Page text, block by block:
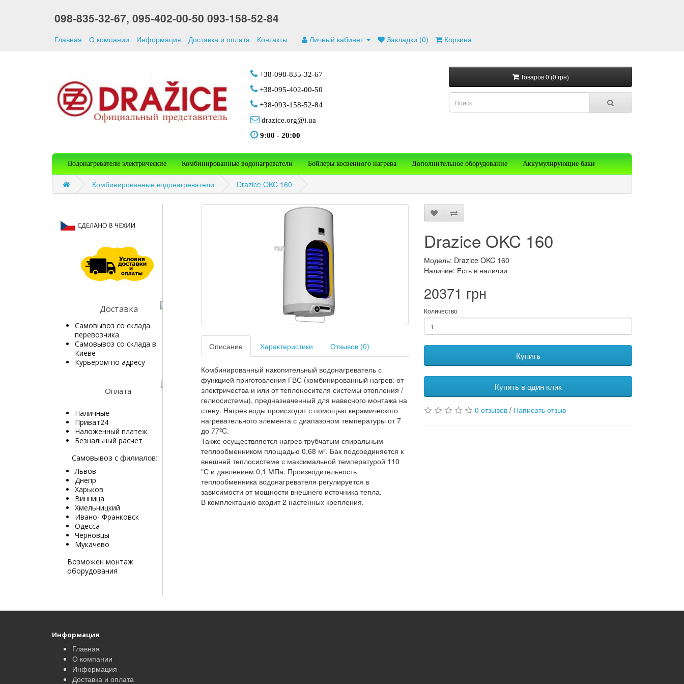
098-835-32-67, 095-402-00-50 093-158-52-84
Главная О компании Информация Доставка и оплата Контакты Личный кабинет Закладки (0) Корзина
+38-098-835-32-67
+38-095-402-00-50
+38-093-158-52-84
drazice.org@i.ua
9:00 - 20:00
Товаров 0 (0 грн)
Водонагреватели электрические Комбинированные водонагреватели Бойлеры косвенного нагрева Дополнительное оборудование Аккумулирующие баки
Комбинированные водонагреватели Drazice OKC 160
Доставка
Самовывоз со склада
перевозчика
Самовывоз со склада в
Киеве
Курьером по адресу
Оплата
Наличные
Приват24
Наложенный платеж
Безнальный расчет
Самовывоз с филиалов:
Львов
Днепр
Харьков
Винница
Хмельницкий
Ивано- Франковск
Одесса
Черновцы
Мукачево
Возможен монтаж
оборудования
Описание Характеристики Отзывов (0)
Комбинированный накопительный водонагреватель с
функцией приготовления ГВС (комбинированный нагрев: от
электричества и или от теплоносителя системы отопления /
гелиосистемы), предназначенный для навесного монтажа на
стену. Нагрев воды происходит с помощью керамического
нагревательного элемента с диапазоном температуры от 7
до 77ºC.
Также осуществляется нагрев трубчатым спиральным
теплообменником площадью 0,68 м². Бак подсоединяется к
внешней теплосистеме с максимальной температурой 110
ºС и давлением 0,1 МПа. Производительность
теплообменника водонагревателя регулируется в
зависимости от мощности внешнего источника тепла.
В комплектацию входит 2 настенных крепления.
Drazice OKC 160
Модель: Drazice OKC 160
Наличие: Есть в наличии
20371 грн
Количество
Купить
Купить в один клик
0 отзывов / Написать отзыв
Информация
Главная
О компании
Информация
Доставка и оплата